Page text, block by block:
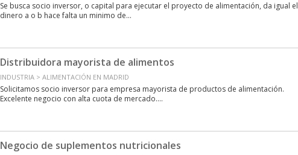
Se busca socio inversor, o capital para ejecutar el proyecto de alimentación, da igual el
dinero a o b hace falta un minimo de...
Distribuidora mayorista de alimentos
INDUSTRIA > ALIMENTACIÓN EN MADRID
Solicitamos socio inversor para empresa mayorista de productos de alimentación.
Excelente negocio con alta cuota de mercado....
Negocio de suplementos nutricionales